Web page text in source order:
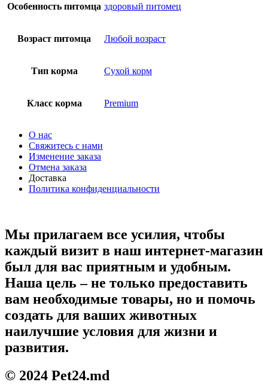
Особенность питомца здоровый питомец
Возраст питомца Любой возраст
Тип корма Сухой корм
Класс корма Premium
О нас
Свяжитесь с нами
Изменение заказа
Отмена заказа
Доставка
Политика конфиденциальности
Мы прилагаем все усилия, чтобы
каждый визит в наш интернет-магазин
был для вас приятным и удобным.
Наша цель – не только предоставить
вам необходимые товары, но и помочь
создать для ваших животных
наилучшие условия для жизни и
развития.
© 2024 Pet24.md